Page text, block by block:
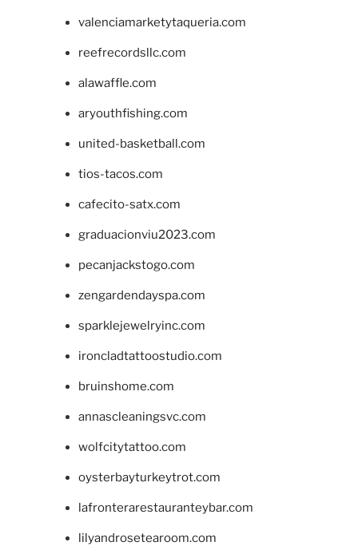
valenciamarketytaqueria.com
reefrecordsllc.com
alawaffle.com
aryouthfishing.com
united-basketball.com
tios-tacos.com
cafecito-satx.com
graduacionviu2023.com
pecanjackstogo.com
zengardendayspa.com
sparklejewelryinc.com
ironcladtattoostudio.com
bruinshome.com
annascleaningsvc.com
wolfcitytattoo.com
oysterbayturkeytrot.com
lafronterarestauranteybar.com
lilyandrosetearoom.com